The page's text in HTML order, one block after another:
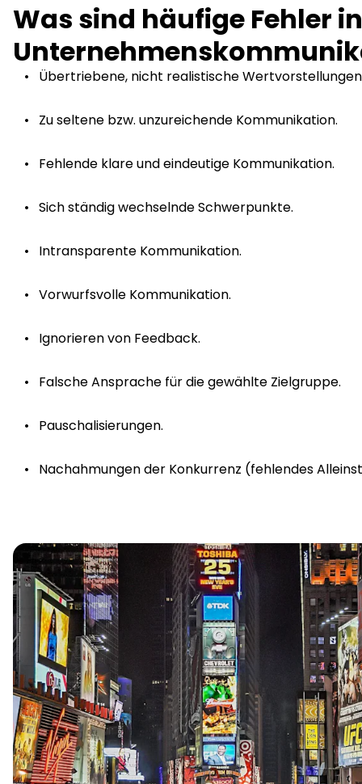
Was sind häufige Fehler
Übertriebene, nicht realistische
Zu seltene bzw. unzureichende Kommunikation.
Fehlende klare und eindeutige Kommunikation.
Sich ständig wechselnde Schwerpunkte.
Intransparente Kommunikation.
Vorwurfsvolle Kommunikation.
Ignorieren von Feedback.
Falsche Ansprache für die gewählte Zielgruppe.
Pauschalisierungen.
Nachahmungen der Konkurrenz (fehlendes